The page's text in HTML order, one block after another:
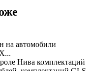
на автомобили
Нива комплектаций